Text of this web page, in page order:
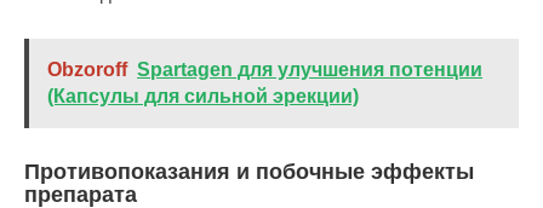
Obzoroff Spartagen для улучшения потенции
(Капсулы для сильной эрекции)
Противопоказания и побочные эффекты
препарата